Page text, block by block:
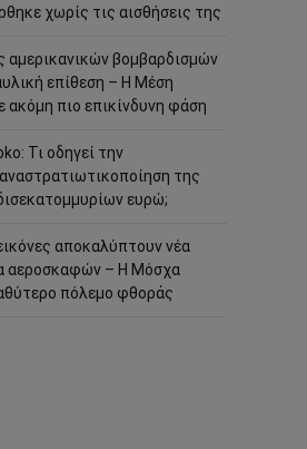
χωρίς τις αισθήσεις της
αμερικανικών βομβαρδισμών
επίθεση – Η Μέση
ακόμη πιο επικίνδυνη φάση
Τι οδηγεί την
της
ευρώ;
αποκαλύπτουν νέα
αεροσκαφών – Η Μόσχα
πόλεμο φθοράς